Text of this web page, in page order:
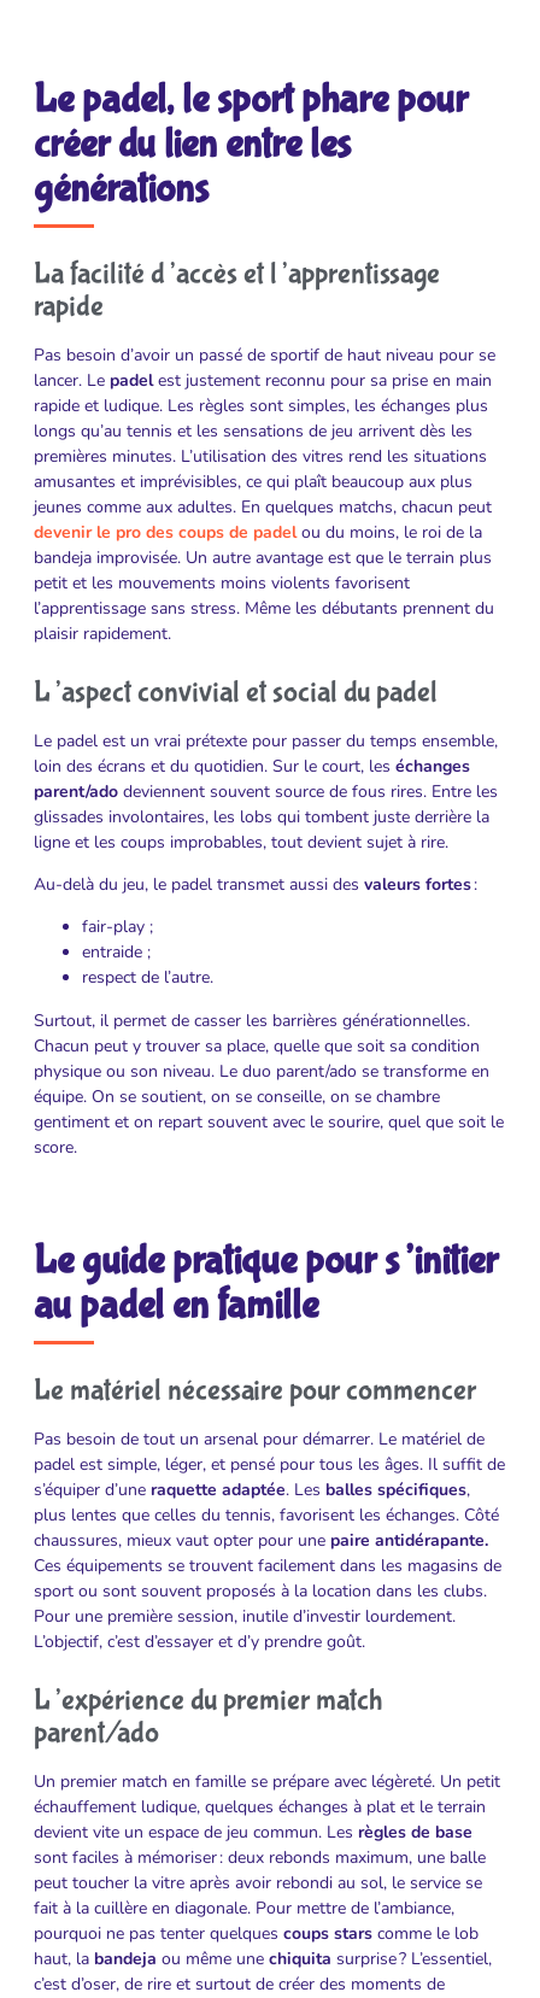
Le padel, le sport phare pour
créer du lien entre les
générations
La facilité d’accès et l’apprentissage
rapide
Pas besoin d’avoir un passé de sportif de haut niveau pour se
lancer. Le padelest justement reconnu pour sa prise en main
rapide et ludique. Les règles sont simples, les échanges plus
longs qu’au tennis et les sensations de jeu arrivent dès les
premières minutes. L’utilisation des vitres rend les situations
amusantes et imprévisibles, ce qui plaît beaucoup aux plus
jeunes comme aux adultes. En quelques matchs, chacun peut
devenir le pro des coups de padelou du moins, le roi de la
bandeja improvisée. Un autre avantage est que le terrain plus
petit et les mouvements moins violents favorisent
l’apprentissage sans stress. Même les débutants prennent du
plaisir rapidement.
L’aspect convivial et social du padel
Le padel est un vrai prétexte pour passer du temps ensemble,
loin des écrans et du quotidien. Sur le court, les échanges
parent/ado deviennent souvent source de fous rires. Entre les
glissades involontaires, les lobs qui tombent juste derrière la
ligne et les coups improbables, tout devient sujet à rire.
Au-delà du jeu, le padel transmet aussi des valeurs fortes:
fair-play ;
entraide ;
respect de l’autre.
Surtout, il permet de casser les barrières générationnelles.
Chacun peut y trouver sa place, quelle que soit sa condition
physique ou son niveau. Le duo parent/ado se transforme en
équipe. On se soutient, on se conseille, on se chambre
gentiment et on repart souvent avec le sourire, quel que soit le
score.
Le guide pratique pour s’initier
au padel en famille
Le matériel nécessaire pour commencer
Pas besoin de tout un arsenal pour démarrer. Le matériel de
padel est simple, léger, et pensé pour tous les âges. Il suffit de
s’équiper d’une raquette adaptée. Les balles spécifiques,
plus lentes que celles du tennis, favorisent les échanges. Côté
chaussures, mieux vaut opter pour une paire antidérapante.
Ces équipements se trouvent facilement dans les magasins de
sport ou sont souvent proposés à la location dans les clubs.
Pour une première session, inutile d’investir lourdement.
L’objectif, c’est d’essayer et d’y prendre goût.
L’expérience du premier match
parent/ado
Un premier match en famille se prépare avec légèreté. Un petit
échauffement ludique, quelques échanges à plat et le terrain
devient vite un espace de jeu commun. Les règles de base
sont faciles à mémoriser : deux rebonds maximum, une balle
peut toucher la vitre après avoir rebondi au sol, le service se
fait à la cuillère en diagonale. Pour mettre de l’ambiance,
pourquoi ne pas tenter quelques coups stars comme le lob
haut, la bandeja ou même une chiquita surprise ? L’essentiel,
c’est d’oser, de rire et surtout de créer des moments de